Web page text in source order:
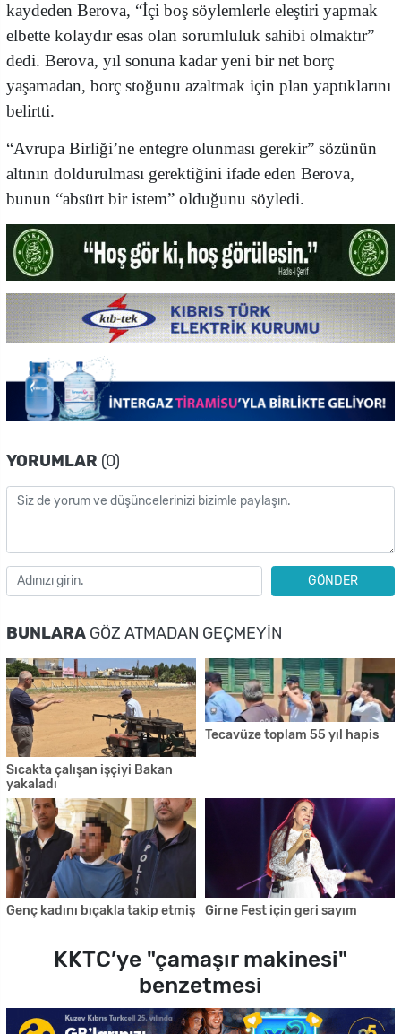
kaydeden Berova, “İçi boş söylemlerle eleştiri yapmak
elbette kolaydır esas olan sorumluluk sahibi olmaktır”
dedi. Berova, yıl sonuna kadar yeni bir net borç
yaşamadan, borç stoğunu azaltmak için plan yaptıklarını
belirtti.
“Avrupa Birliği’ne entegre olunması gerekir” sözünün
altının doldurulması gerektiğini ifade eden Berova,
bunun “absürt bir istem” olduğunu söyledi.
YORUMLAR (0)
GÖNDER
BUNLARA GÖZ ATMADAN GEÇMEYIN
Sıcakta çalışan işçiyi Bakan
yakaladı
Tecavüze toplam 55 yıl hapis
Genç kadını bıçakla takip etmiş Girne Fest için geri sayım
KKTC’ye "çamaşır makinesi"
benzetmesi